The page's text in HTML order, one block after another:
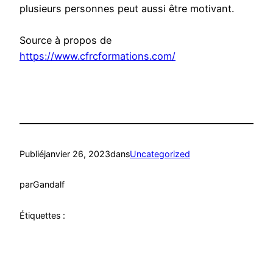
plusieurs personnes peut aussi être motivant.
Source à propos de
https://www.cfrcformations.com/
Publiéjanvier 26, 2023dansUncategorized
parGandalf
Étiquettes :